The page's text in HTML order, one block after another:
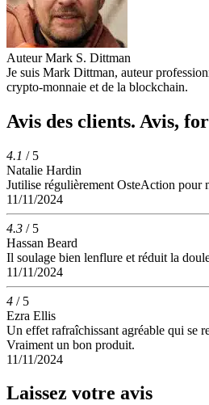
Auteur Mark S. Dittman
Je suis Mark Dittman, auteur
crypto-monnaie et de la blockchain.
Avis des clients. Avis,
4.1 / 5
Natalie Hardin
Jutilise régulièrement OsteAction pour
11/11/2024
4.3 / 5
Hassan Beard
Il soulage bien lenflure et réduit la
11/11/2024
4 / 5
Ezra Ellis
Un effet rafraîchissant agréable qui se
Vraiment un bon produit.
11/11/2024
Laissez votre avis